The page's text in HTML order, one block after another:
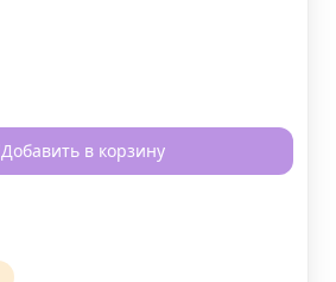
Добавить в корзину